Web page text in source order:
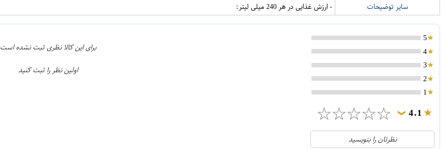
سایر توضیحات - ارزش غذایی در هر 240 میلی لیتر:
5
4
3
2
1
4.1
❯
☆
☆
☆
☆
☆
21
نظرتان را بنویسید
برای این کالا نظری ثبت نشده است
اولین نظر را ثبت کنید